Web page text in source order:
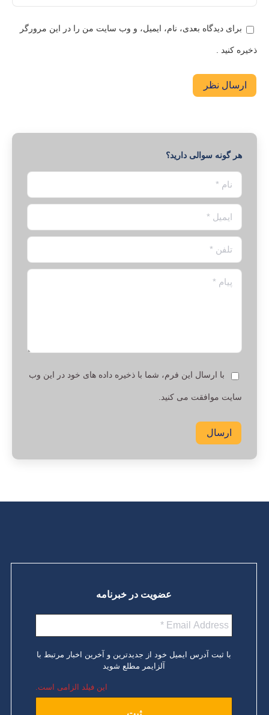
برای دیدگاه بعدی، نام، ایمیل، و وب سایت من را در این مرورگر
ذخیره کنید .
ارسال نظر
هر گونه سوالی دارید؟
نام *
ایمیل *
تلفن *
پیام *
با ارسال این فرم، شما با ذخیره داده های خود در این وب
سایت موافقت می کنید.
ارسال
عضویت در خبرنامه
با ثبت آدرس ایمیل خود از جدیدترین و آخرین اخبار مرتبط با
آلزایمر مطلع شوید
این فیلد الزامی است.